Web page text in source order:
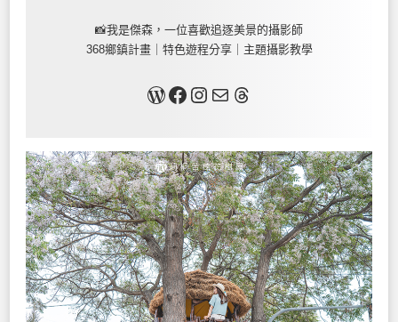
📸我是傑森，一位喜歡追逐美景的攝影師
368鄉鎮計畫｜特色遊程分享｜主題攝影教學
關於我Facebook InstagramMail Threads